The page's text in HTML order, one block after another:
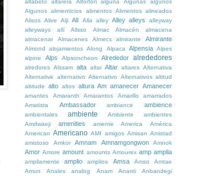
alfabeto
alfarera Alforfón alguna Algunas
algunos
Algunos alimenticios alimentos Alimentos alineados
Alisos Alive Alji All Alla alley Alley alleys
alleyway
alleyways
allí Allsso Almac Almacén
almacena
almacenar
Almacenes Almecs almirante Almirante
Almond alojamientos Along Alpaca Alpensia Alpes
alpine
Alps Alpsoncheon Alrededor alrededores
alredores Alssam alta altar Altar altares Alternativa
Alternative
alternativo Alternativo Alternativos altitud
altitude
alto altos altura Am amanecer Amanecer
amantes Amaranth Amarantos Amarillo
amarrados
Amatista
Ambassador ambiance ambience
ambientales ambiente Ambiente
ambientes
Amdwaeji
amenities amente America
América
American Americano AMI amigos Amisan Amistad
amistoso
Amkor Amnam Amnamgongwon Amnok
Amor Amore amount amounts Amourex amp amplia
ampliamente amplio amplios Amsa Amso
Amtae
Amun
Anales analog Anam Ananti
Anbandegi